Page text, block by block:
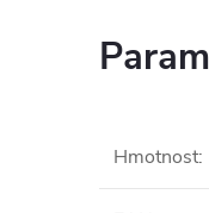
Hmotnost: